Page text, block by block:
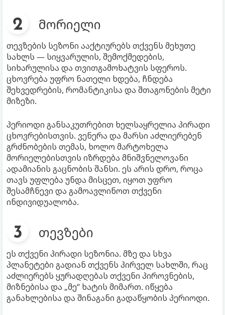
მორიელი
თევზების სეზონი ააქტიურებს თქვენს მეხუთე
სახლს — სიყვარულის, შემოქმედების,
სიხარულისა და თვითგამოხატვის სფეროს.
ცხოვრება უფრო ნათელი ხდება, ჩნდება
შეხვედრების, რომანტიკისა და შთაგონების მეტი
მიზეზი.
პერიოდი განსაკუთრებით ხელსაყრელია პირადი
ცხოვრებისთვის. ვენერა და მარსი აძლიერებენ
გრძნობების თემას, ხოლო მარტოხელა
მორიელებისთვის იზრდება მნიშვნელოვანი
ადამიანის გაცნობის შანსი. ეს არის დრო, როცა
თავს უფლება უნდა მისცეთ, იყოთ უფრო
შესამჩნევი და გამოავლინოთ თქვენი
ინდივიდუალობა.
თევზები
ეს თქვენი პირადი სეზონია. მზე და სხვა
პლანეტები გადიან თქვენს პირველ სახლში, რაც
აძლიერებს ყურადღებას თქვენი პიროვნების,
მიზნებისა და „მე“ ხატის მიმართ. იწყება
განახლებისა და შინაგანი გადაწყობის პერიოდი.